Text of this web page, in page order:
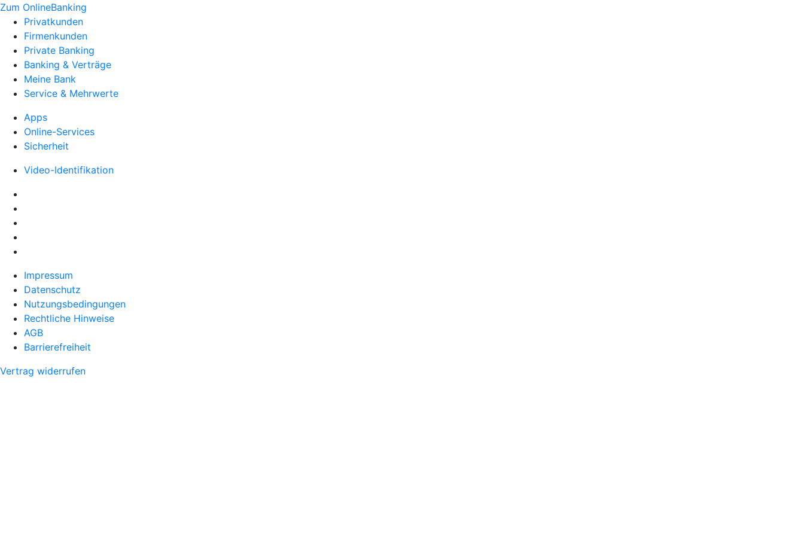
Zum OnlineBanking
Privatkunden
Firmenkunden
Private Banking
Banking & Verträge
Meine Bank
Service & Mehrwerte
Apps
Online-Services
Sicherheit
Video-Identifikation
Impressum
Datenschutz
Nutzungsbedingungen
Rechtliche Hinweise
AGB
Barrierefreiheit
Vertrag widerrufen